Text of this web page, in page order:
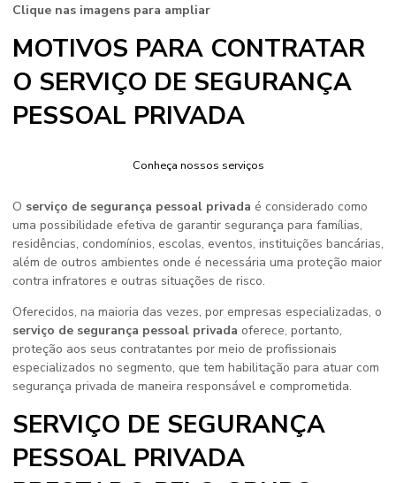
Clique nas imagens para ampliar
MOTIVOS PARA CONTRATAR
O SERVIÇO DE SEGURANÇA
PESSOAL PRIVADA
Conheça nossos serviços
O serviço de segurança pessoal privada é considerado como
uma possibilidade efetiva de garantir segurança para famílias,
residências, condomínios, escolas, eventos, instituições bancárias,
além de outros ambientes onde é necessária uma proteção maior
contra infratores e outras situações de risco.
Oferecidos, na maioria das vezes, por empresas especializadas, o
serviço de segurança pessoal privada oferece, portanto,
proteção aos seus contratantes por meio de profissionais
especializados no segmento, que tem habilitação para atuar com
segurança privada de maneira responsável e comprometida.
SERVIÇO DE SEGURANÇA
PESSOAL PRIVADA